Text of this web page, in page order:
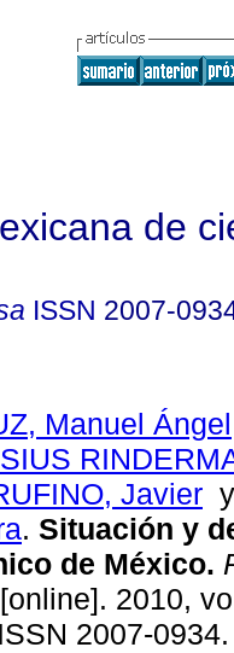
de
ISSN 2007-
Manuel Ángel
Javier
. Situación y
de México.
[online]. 2010,
2007-0934.